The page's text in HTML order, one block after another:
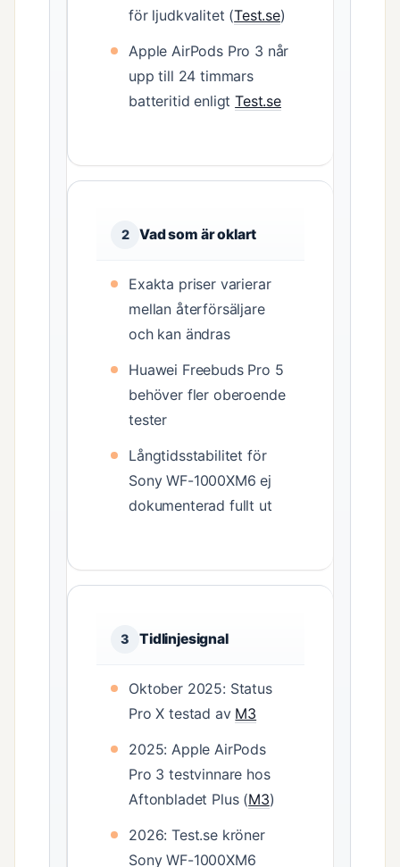
för ljudkvalitet (Test.se)
Apple AirPods Pro 3 når
upp till 24 timmars
batteritid enligtTest.se
2 Vad som är oklart
Exakta priser varierar
mellan återförsäljare
och kan ändras
Huawei Freebuds Pro 5
behöver fler oberoende
tester
Långtidsstabilitet för
Sony WF-1000XM6 ej
dokumenterad fullt ut
3 Tidlinjesignal
Oktober 2025: Status
Pro X testad av M3
2025: Apple AirPods
Pro 3 testvinnare hos
Aftonbladet Plus (M3)
2026: Test.se kröner
Sony WF-1000XM6